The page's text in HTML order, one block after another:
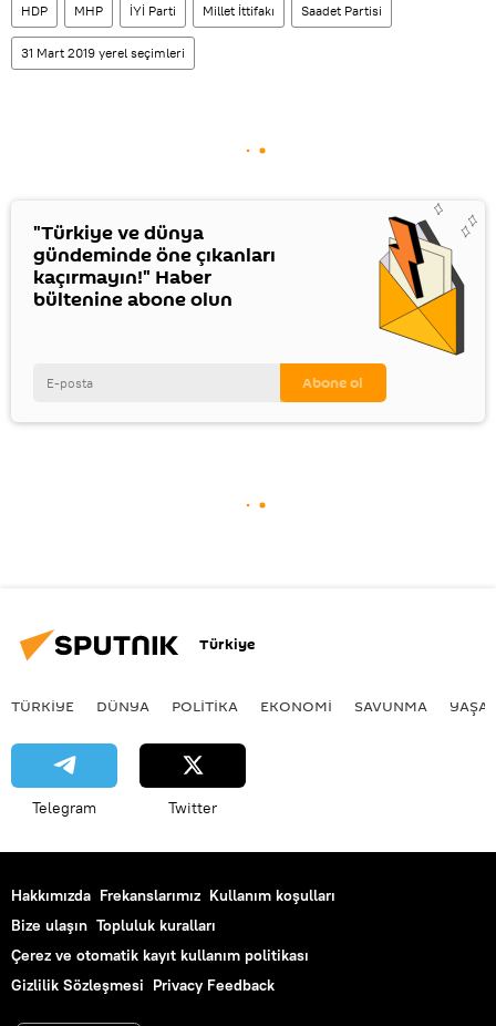
HDP MHP İYİ Parti Millet İttifakı Saadet Partisi
31 Mart 2019 yerel seçimleri
"Türkiye ve dünya
gündeminde öne çıkanları
kaçırmayın!" Haber
bültenine abone olun
Türkiye
TÜRKIYE DÜNYA POLİTİKA EKONOMİ SAVUNMA
Telegram Twitter
Hakkımızda Frekanslarımız Kullanım koşulları
Bize ulaşın Topluluk kuralları
Çerez ve otomatik kayıt kullanım politikası
Gizlilik Sözleşmesi Privacy Feedback